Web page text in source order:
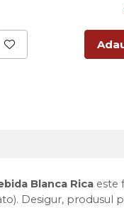
Blanca Rica este
Desigur, produsul